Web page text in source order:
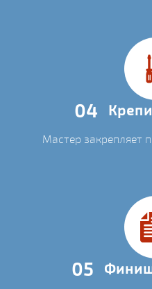
04
Мастер закрепляет
05